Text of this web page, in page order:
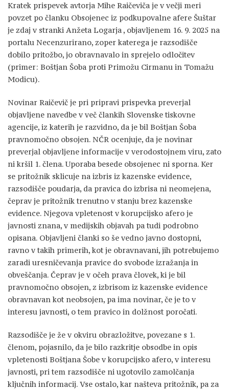
Kratek prispevek avtorja Mihe Raičeviča je v večji meri
povzet po članku Obsojenec iz podkupovalne afere Šuštar
je zdaj v stranki Anžeta Logarja , objavljenem 16. 9. 2025 na
portalu Necenzurirano, zoper katerega je razsodišče
dobilo pritožbo, jo obravnavalo in sprejelo odločitev
(primer: Boštjan Šoba proti Primožu Cirmanu in Tomažu
Modicu).
Novinar Raičevič je pri pripravi prispevka preverjal
objavljene navedbe v več člankih Slovenske tiskovne
agencije, iz katerih je razvidno, da je bil Boštjan Šoba
pravnomočno obsojen. NČR ocenjuje, da je novinar
preverjal objavljene informacije v verodostojnem viru, zato
ni kršil 1. člena. Uporaba besede obsojenec ni sporna. Ker
se pritožnik sklicuje na izbris iz kazenske evidence,
razsodišče poudarja, da pravica do izbrisa ni neomejena,
čeprav je pritožnik trenutno v stanju brez kazenske
evidence. Njegova vpletenost v korupcijsko afero je
javnosti znana, v medijskih objavah pa tudi podrobno
opisana. Objavljeni članki so še vedno javno dostopni,
ravno v takih primerih, kot je obravnavani, jih potrebujemo
zaradi uresničevanja pravice do svobode izražanja in
obveščanja. Čeprav je v očeh prava človek, ki je bil
pravnomočno obsojen, z izbrisom iz kazenske evidence
obravnavan kot neobsojen, pa ima novinar, če je to v
interesu javnosti, o tem pravico in dolžnost poročati.
Razsodišče je že v okviru obrazložitve, povezane s 1.
členom, pojasnilo, da je bilo razkritje obsodbe in opis
vpletenosti Boštjana Šobe v korupcijsko afero, v interesu
javnosti, pri tem razsodišče ni ugotovilo zamolčanja
ključnih informacij. Vse ostalo, kar našteva pritožnik, pa za